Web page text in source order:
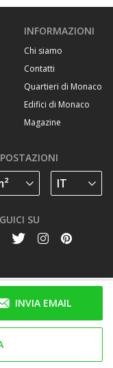
INVIA EMAIL
INFORMAZIONI
Chi siamo
Contatti
Quartieri di Monaco
Edifici di Monaco
Magazine
SU